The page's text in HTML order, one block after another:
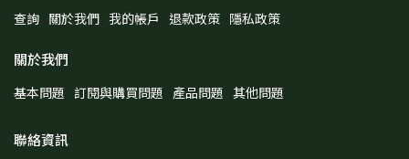
查詢 關於我們 我的帳戶 退款政策 隱私政策
關於我們
基本問題 訂閱與購買問題 產品問題 其他問題
聯絡資訊